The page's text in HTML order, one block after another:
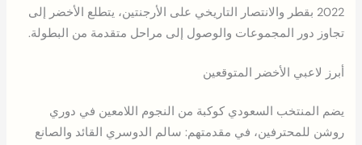
2022 بقطر والانتصار التاريخي على الأرجنتين، يتطلع الأخضر إلى
تجاوز دور المجموعات والوصول إلى مراحل متقدمة من البطولة.
أبرز لاعبي الأخضر المتوقعين
يضم المنتخب السعودي كوكبة من النجوم اللامعين في دوري
روشن للمحترفين، في مقدمتهم: سالم الدوسري القائد والصانع